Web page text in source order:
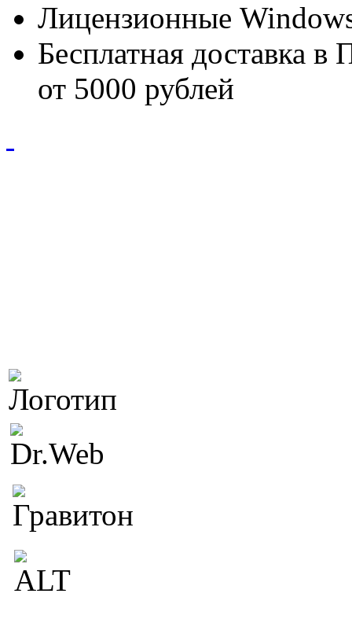
Лицензионные
Бесплатная доставка в
от 5000 рублей